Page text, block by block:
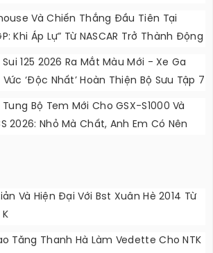
Cá Tính
Và Chiến Thắng Đầu Tiên Tại
Khi Áp Lự” Từ NASCAR Trở Thành Động
Ngào
Sui 125 2026 Ra Mắt Màu Mới - Xe Ga
Vức ‘độc Nhất’ Hoàn Thiện Bộ Sưu Tập 7
Vồng
Tung Bộ Tem Mới Cho GSX-S1000 Và
2026: Nhỏ Mà Chất, Anh Em Có Nên
Và Hiện Đại Với Bst Xuân Hè 2014 Từ
Tăng Thanh Hà Làm Vedette Cho NTK